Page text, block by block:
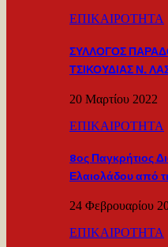
ΕΠΙΚΑΙΡΟΤΗΤΑ
ΣΥΛΛΟΓΟΣ
ΤΣΙΚΟΥΔΙΑΣ Ν.
20 Μαρτίου 2022
ΕΠΙΚΑΙΡΟΤΗΤΑ
8ος Παγκρήτιος
Ελαιολάδου από
24 Φεβρουαρίου
ΕΠΙΚΑΙΡΟΤΗΤΑ